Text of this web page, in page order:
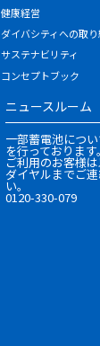
健康経営
ダイバシティへの取
サステナビリティ
コンセプトブック
ニュースルーム
一部蓄電池につ
を行っております。
ご利用のお客様
ダイヤルまでご
い。
0120-330-079